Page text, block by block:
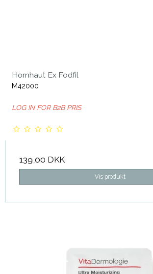
Hornhaut Ex Fodfil
M42000
LOG IN FOR B2B PRIS
139,00 DKK
Vis produkt